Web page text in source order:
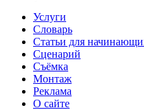
Услуги
Словарь
Статьи для
Сценарий
Съёмка
Монтаж
Реклама
О сайте